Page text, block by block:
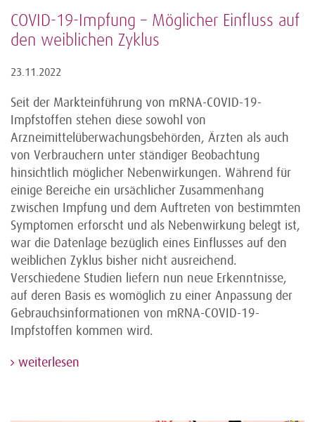
COVID-19-Impfung – Möglicher Einfluss auf
den weiblichen Zyklus
23.11.2022
Seit der Markteinführung von mRNA-COVID-19-
Impfstoffen stehen diese sowohl von
Arzneimittelüberwachungsbehörden, Ärzten als auch
von Verbrauchern unter ständiger Beobachtung
hinsichtlich möglicher Nebenwirkungen. Während für
einige Bereiche ein ursächlicher Zusammenhang
zwischen Impfung und dem Auftreten von bestimmten
Symptomen erforscht und als Nebenwirkung belegt ist,
war die Datenlage bezüglich eines Einflusses auf den
weiblichen Zyklus bisher nicht ausreichend.
Verschiedene Studien liefern nun neue Erkenntnisse,
auf deren Basis es womöglich zu einer Anpassung der
Gebrauchsinformationen von mRNA-COVID-19-
Impfstoffen kommen wird.
weiterlesen